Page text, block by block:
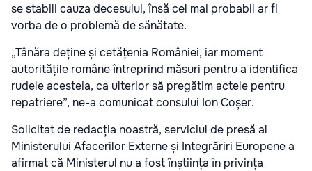
se stabili cauza decesului, însă cel mai probabil ar fi
vorba de o problemă de sănătate.
„Tânăra deține și cetățenia României, iar moment
autoritățile române întreprind măsuri pentru a identifica
rudele acesteia, ca ulterior să pregătim actele pentru
repatriere”, ne-a comunicat consului Ion Coșer.
Solicitat de redacția noastră, serviciul de presă al
Ministerului Afacerilor Externe și Integrăriri Europene a
afirmat că Ministerul nu a fost înștiința în privința